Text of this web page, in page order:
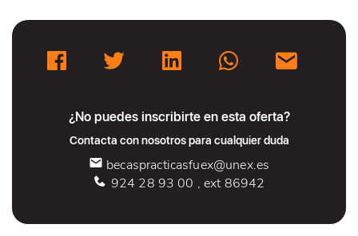
¿No puedes inscribirte en esta oferta?
Contacta con nosotros para cualquier duda
becaspracticasfuex@unex.es
924 28 93 00 , ext 86942